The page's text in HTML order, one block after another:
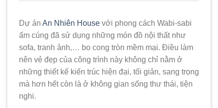
Dự án An Nhiên House với phong cách Wabi-sabi
ấm cúng đã sử dụng những món đồ nội thất như
sofa, tranh ảnh,… bo cong tròn mềm mại. Điều làm
nên vẻ đẹp của công trình này không chỉ nằm ở
những thiết kế kiến trúc hiện đại, tối giản, sang trọng
mà hơn hết còn là ở không gian sống thư thái, tiện
nghi.